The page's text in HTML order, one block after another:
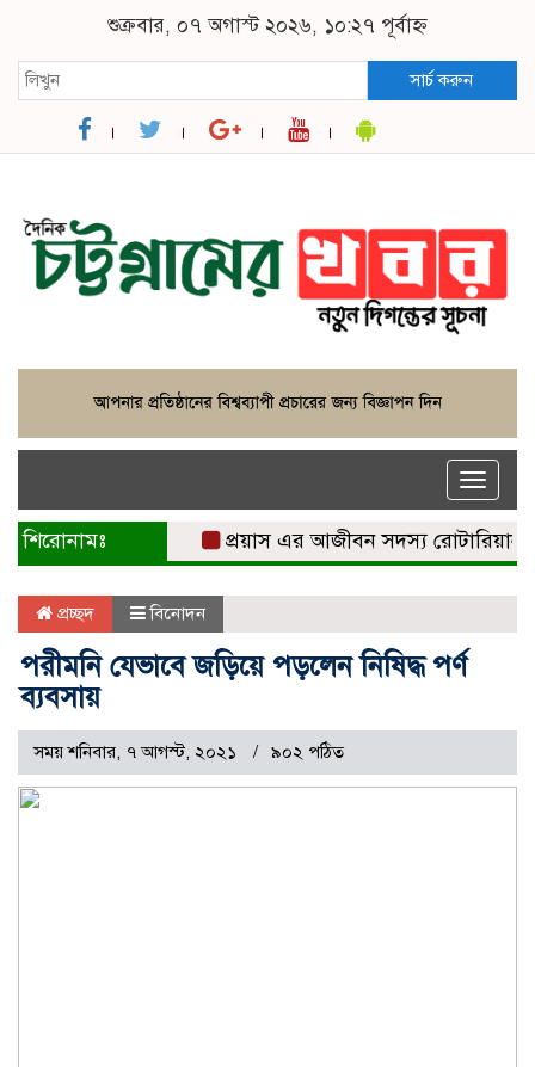
শুক্রবার, ০৭ অগাস্ট ২০২৬, ১০:২৭ পূর্বাহ্ন
সার্চ করুন
Toggle
শিরোনামঃ প্রয়াস এর আজীবন সদস্য রোটারিয়ান
প্রচ্ছদ বিনোদন
পরীমনি যেভাবে জড়িয়ে পড়লেন নিষিদ্ধ পর্ণ
ব্যবসায়
সময় শনিবার, ৭ আগস্ট, ২০২১ ৯০২ পঠিত